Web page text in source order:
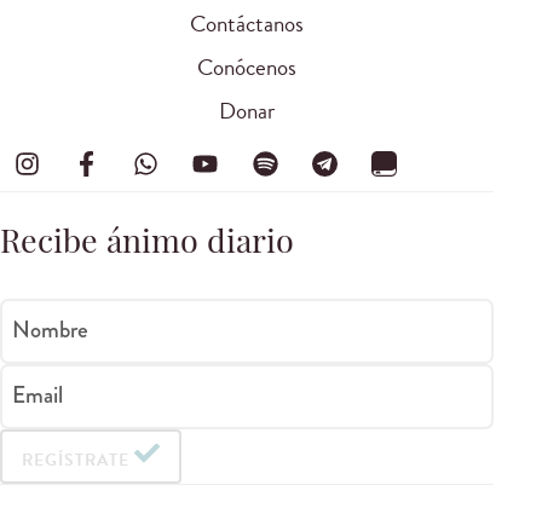
Contáctanos
Conócenos
Donar
Recibe ánimo diario
Nombre
Email
REGÍSTRATE